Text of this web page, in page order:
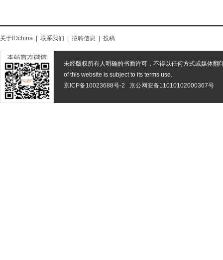
关于IDchina 联系我们 招聘信息 投稿
未经版权所有人明确的书面许可，不得以任何方式或媒体翻
of this website is subject to its terms use.
京ICP备10023688号-2
京公网安备11010102000367号